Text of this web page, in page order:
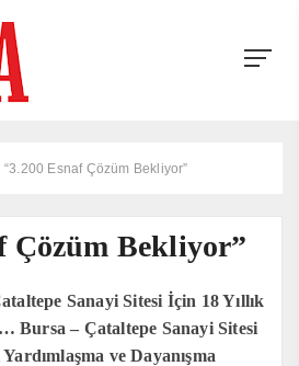
“3.200 Esnaf Çözüm Bekliyor”
Çözüm Bekliyor”
Sanayi Sitesi İçin 18 Yıllık
Bursa – Çataltepe Sanayi Sitesi
ve Dayanışma